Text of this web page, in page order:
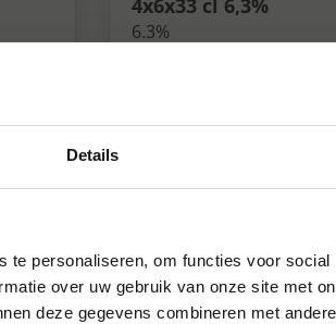
Details
te personaliseren, om functies voor social
over uw gebruik van onze site met
deze gegevens combineren met
4x6x33 cl 6,3%
6.3%